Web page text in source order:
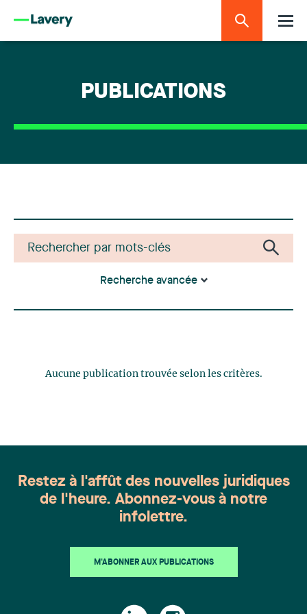
PUBLICATIONS
Recherche avancée
Aucune publication trouvée selon les critères.
Restez à l'affût des nouvelles juridiques
de l'heure. Abonnez-vous à notre
infolettre.
M'ABONNER AUX PUBLICATIONS